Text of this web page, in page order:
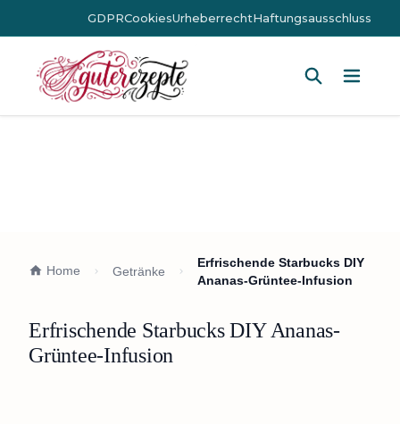
GDPRCookiesUrheberrechtHaftungsausschluss
Home Getränke
Erfrischende Starbucks DIY
Ananas-Grüntee-Infusion
Erfrischende Starbucks DIY Ananas-
Grüntee-Infusion